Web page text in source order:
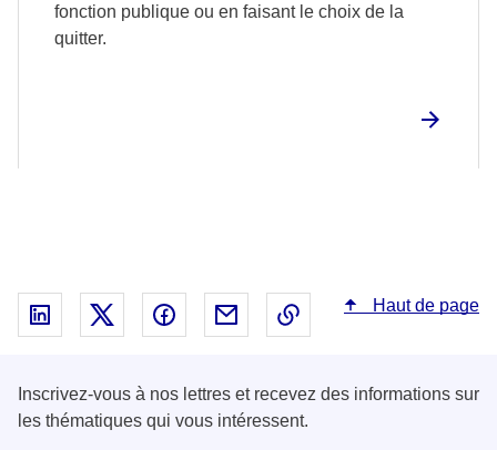
fonction publique ou en faisant le choix de la
quitter.
Partager sur Linked In - nouvelle fenêtre
Partager sur X - nouvelle fenêtre
Partager sur Facebook - nouvelle
Partager par email - nouvelle
Copier le lien dans le
Haut de page
Inscrivez-vous à nos lettres et recevez des informations sur
les thématiques qui vous intéressent.